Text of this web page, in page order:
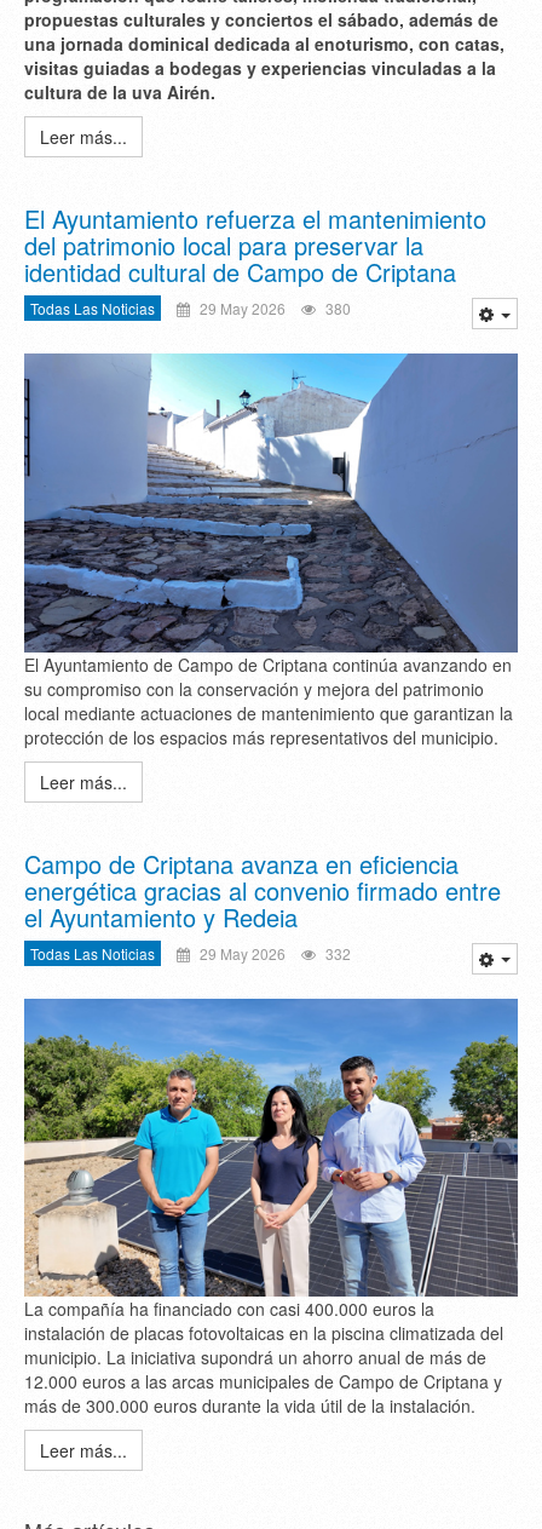
propuestas culturales y conciertos el sábado, además de
una jornada dominical dedicada al enoturismo, con catas,
visitas guiadas a bodegas y experiencias vinculadas a la
cultura de la uva Airén.
Leer más...
El Ayuntamiento refuerza el mantenimiento
del patrimonio local para preservar la
identidad cultural de Campo de Criptana
Todas Las Noticias 29 May 2026 380
El Ayuntamiento de Campo de Criptana continúa avanzando en
su compromiso con la conservación y mejora del patrimonio
local mediante actuaciones de mantenimiento que garantizan la
protección de los espacios más representativos del municipio.
Leer más...
Campo de Criptana avanza en eficiencia
energética gracias al convenio firmado entre
el Ayuntamiento y Redeia
Todas Las Noticias 29 May 2026 332
La compañía ha financiado con casi 400.000 euros la
instalación de placas fotovoltaicas en la piscina climatizada del
municipio. La iniciativa supondrá un ahorro anual de más de
12.000 euros a las arcas municipales de Campo de Criptana y
más de 300.000 euros durante la vida útil de la instalación.
Leer más...